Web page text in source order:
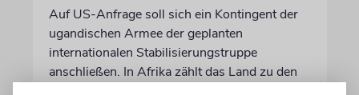
Auf US-Anfrage soll sich ein Kontingent der
ugandischen Armee der geplanten
internationalen Stabilisierungstruppe
anschließen. In Afrika zählt das Land zu den